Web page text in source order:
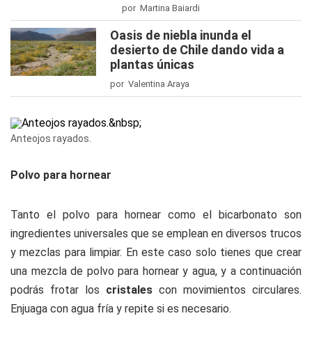
por Martina Baiardi
Oasis de niebla inunda el
desierto de Chile dando vida a
plantas únicas
por Valentina Araya
Anteojos rayados.
Polvo para hornear
Tanto el polvo para hornear como el bicarbonato son
ingredientes universales que se emplean en diversos trucos
y mezclas para limpiar. En este caso solo tienes que crear
una mezcla de polvo para hornear y agua, y a continuación
podrás frotar los cristales con movimientos circulares.
Enjuaga con agua fría y repite si es necesario.